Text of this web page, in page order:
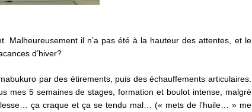
Malheureusement il n’a pas été à la hauteur des attentes, et le
d’hiver?
par des étirements, puis des échauffements articulaires.
mes 5 semaines de stages, formation et boulot intense, malgrè
ça craque et ça se tendu mal… (« mets de l’huile… » me